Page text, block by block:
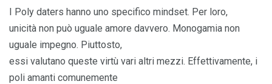
I Poly daters hanno uno specifico mindset. Per loro,
unicità non può uguale amore davvero. Monogamia non
uguale impegno. Piuttosto,
essi valutano queste virtù vari altri mezzi. Effettivamente, i
poli amanti comunemente